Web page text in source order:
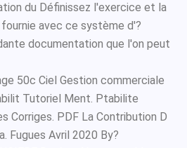
du Définissez l'exercice et la
avec ce système d'?
documentation que l'on peut
50c Ciel Gestion commerciale
Tutoriel Ment. Ptabilite
Corriges. PDF La Contribution D
Fugues Avril 2020 By?